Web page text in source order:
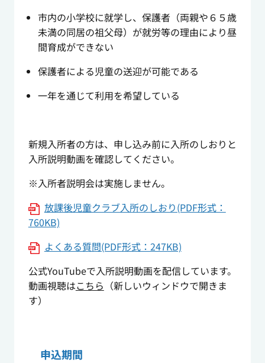
市内の小学校に就学し、保護者（両親や６５歳
未満の同居の祖父母）が就労等の理由により昼
間育成ができない
保護者による児童の送迎が可能である
一年を通じて利用を希望している
新規入所者の方は、申し込み前に入所のしおりと
入所説明動画を確認してください。
※入所者説明会は実施しません。
放課後児童クラブ入所のしおり(PDF形式：
760KB)
よくある質問(PDF形式：247KB)
公式YouTubeで入所説明動画を配信しています。
動画視聴はこちら （新しいウィンドウで開きま
す）
申込期間